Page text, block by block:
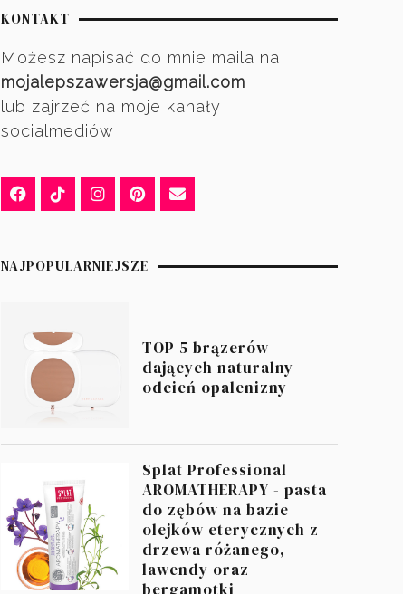
KONTAKT
Możesz napisać do mnie maila na
mojalepszawersja@gmail.com
lub zajrzeć na moje kanały
socialmediów
NAJPOPULARNIEJSZE
TOP 5 brązerów
dających naturalny
odcień opalenizny
Splat Professional
AROMATHERAPY - pasta
do zębów na bazie
olejków eterycznych z
drzewa różanego,
lawendy oraz